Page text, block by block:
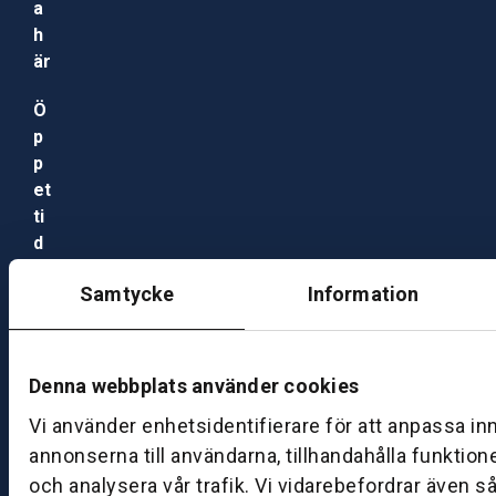
Samtycke Information
Denna webbplats använder cookies
Vi använder enhetsidentifierare för att anpassa
annonserna till användarna, tillhandahålla
och analysera vår trafik. Vi vidarebefordrar även
a
h
är
Ö
p
p
et
ti
d
rk
a
d
M